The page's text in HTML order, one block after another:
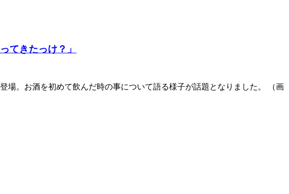
てきたっけ？」
場。お酒を初めて飲んだ時の事について語る様子が話題となりました。 （画